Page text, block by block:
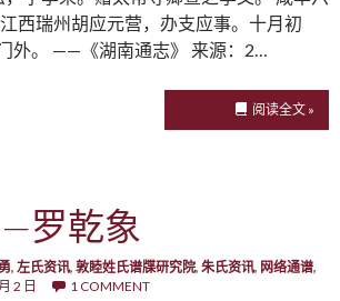
西瑞州胡应元营，办支应事。十月初
外。 ——《湖南通志》 来源：2…
阅读全文 »
罗乾象
, 左氏资讯, 敦睦姓氏谱牒研究院, 朱氏资讯, 网络通谱,
2 日 1 COMMENT